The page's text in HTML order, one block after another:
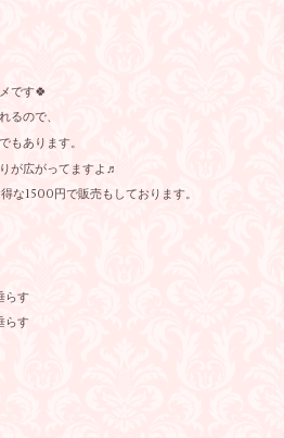
です🍀
るので、
もあります。
が広がってますよ♬
な1500円で販売もしております。
らす
らす